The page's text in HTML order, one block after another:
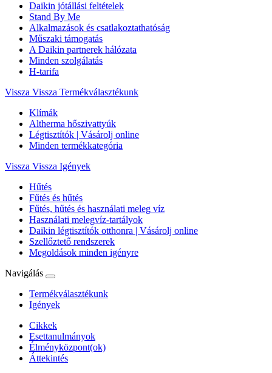
Daikin jótállási feltételek
Stand By Me
Alkalmazások és csatlakoztathatóság
Műszaki támogatás
A Daikin partnerek hálózata
Minden szolgálatás
H-tarifa
Vissza Vissza Termékválasztékunk
Klímák
Altherma hőszivattyúk
Légtisztítók | Vásárolj online
Minden termékkategória
Vissza Vissza Igények
Hűtés
Fűtés és hűtés
Fűtés, hűtés és használati meleg víz
Használati melegvíz-tartályok
Daikin légtisztítók otthonra | Vásárolj online
Szellőztető rendszerek
Megoldások minden igényre
Navigálás
Termékválasztékunk
Igények
Cikkek
Esettanulmányok
Élményközpont(ok)
Áttekintés